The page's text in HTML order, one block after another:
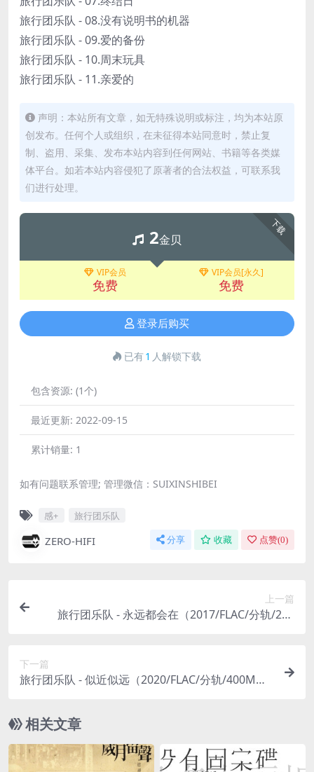
旅行团乐队 - 08.没有说明书的机器
旅行团乐队 - 09.爱的备份
旅行团乐队 - 10.周末玩具
旅行团乐队 - 11.亲爱的
声明：本站所有文章，如无特殊说明或标注，均为本站原
创发布。任何个人或组织，在未征得本站同意时，禁止复
制、盗用、采集、发布本站内容到任何网站、书籍等各类媒
体平台。如若本站内容侵犯了原著者的合法权益，可联系我
们进行处理。
下载
2金贝
VIP会员
免费
VIP会员[永久]
免费
登录后购买
已有1 人解锁下载
包含资源: (1个)
最近更新: 2022-09-15
累计销量: 1
如有问题联系管理; 管理微信：SUIXINSHIBEI
感+ 旅行团乐队
ZERO-HIFI 分享 收藏 点赞(0)
上一篇
旅行团乐队 - 永远都会在（2017/FLAC/分轨/240
下一篇
旅行团乐队 - 似近似远（2020/FLAC/分轨/400M）
相关文章